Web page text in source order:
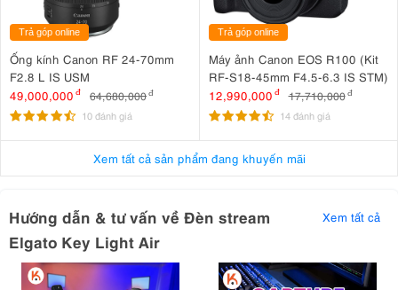
Về thiết kế, Elgato đã thực hiện rất tốt công việc thiết kế với Elgato
Key Light Air. Đèn stream
này có có thiết kế hết sức đơn giản
nhưng sang trọng và có tính linh hoạt cao. Người dùng có thể thoải
mái tinh chỉnh được chiều cao hay độ nghiêng ngửa của đèn một
cách dễ dàng.
Trả góp online
Ống kính Canon RF 24-70mm
F2.8 L IS USM
49,000,000 đ 64,680,000đ
10 đánh giá
Trả góp online
Máy ảnh Canon EOS R100 (Kit
RF-S18-45mm F4.5-6.3 IS STM)
12,990,000 đ 17,710,000 đ
14 đánh giá
Xem tất cả sản phẩm đang khuyến mãi
Hướng dẫn & tư vấn về Đèn stream
Elgato Key Light Air
Xem tất cả